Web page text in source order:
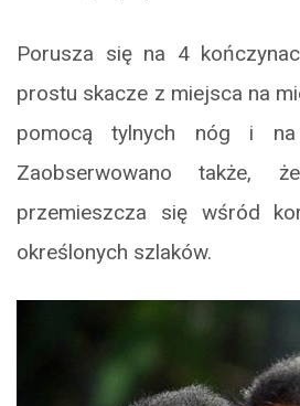
Porusza się na 4
prostu skacze z miejsca na
pomocą tylnych nóg i
Zaobserwowano także,
przemieszcza się wśród
określonych szlaków.